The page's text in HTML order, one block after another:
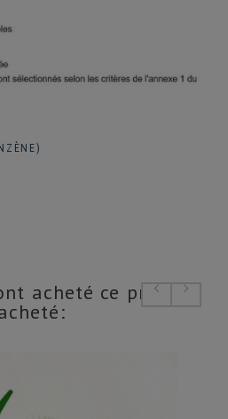
acheté ce produit